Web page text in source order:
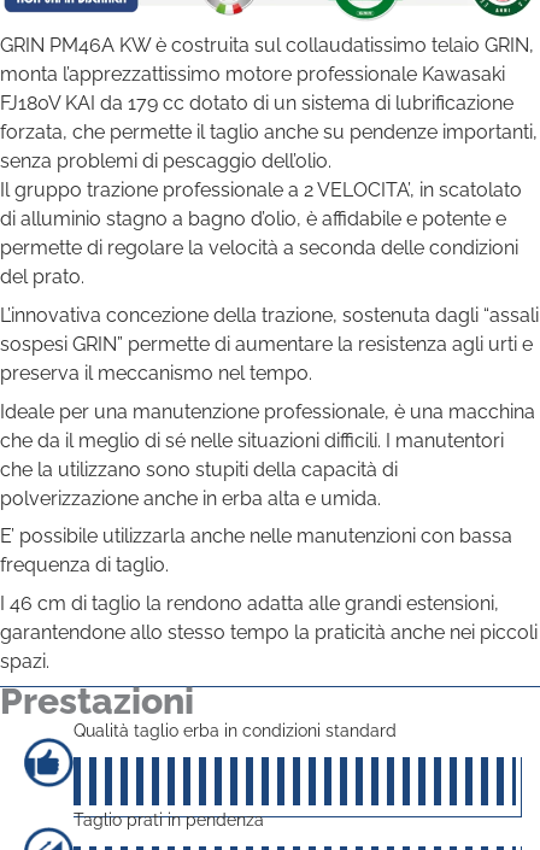
GRIN PM46A KW è costruita sul collaudatissimo telaio GRIN,
monta l’apprezzattissimo motore professionale Kawasaki
FJ180V KAI da 179 cc dotato di un sistema di lubrificazione
forzata, che permette il taglio anche su pendenze importanti,
senza problemi di pescaggio dell’olio.
Il gruppo trazione professionale a 2 VELOCITA’, in scatolato
di alluminio stagno a bagno d’olio, è affidabile e potente e
permette di regolare la velocità a seconda delle condizioni
del prato.
L’innovativa concezione della trazione, sostenuta dagli “assali
sospesi GRIN” permette di aumentare la resistenza agli urti e
preserva il meccanismo nel tempo.
Ideale per una manutenzione professionale, è una macchina
che da il meglio di sé nelle situazioni difficili. I manutentori
che la utilizzano sono stupiti della capacità di
polverizzazione anche in erba alta e umida.
E’ possibile utilizzarla anche nelle manutenzioni con bassa
frequenza di taglio.
I 46 cm di taglio la rendono adatta alle grandi estensioni,
garantendone allo stesso tempo la praticità anche nei piccoli
spazi.
Prestazioni
Qualità taglio erba in condizioni standard
Taglio prati in pendenza